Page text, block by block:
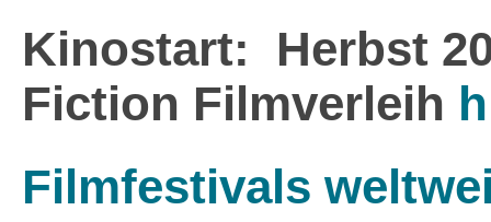
Kinostart: Herbst
Fiction Filmverleih
Filmfestivals